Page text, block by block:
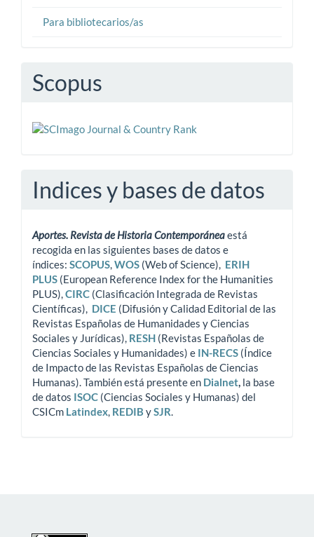
Para bibliotecarios/as
Scopus
Indices y bases de datos
Aportes. Revista de Historia Contemporáneaestá
recogida en las siguientes bases de datos e
índices: SCOPUS,WOS (Web of Science), ERIH
PLUS (European Reference Index for the Humanities
PLUS),CIRC (Clasificación Integrada de Revistas
Científicas), DICE (Difusión y Calidad Editorial de las
Revistas Españolas de Humanidades y Ciencias
Sociales y Jurídicas), RESH (Revistas Españolas de
Ciencias Sociales y Humanidades) e IN-RECS (Índice
de Impacto de las Revistas Españolas de Ciencias
Humanas). También está presente en Dialnet, la base
de datos ISOC (Ciencias Sociales y Humanas) del
CSICm Latindex, REDIB ySJR.